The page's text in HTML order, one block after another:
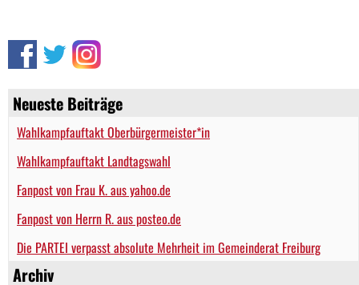
Neueste Beiträge
Wahlkampfauftakt Oberbürgermeister*in
Wahlkampfauftakt Landtagswahl
Fanpost von Frau K. aus yahoo.de
Fanpost von Herrn R. aus posteo.de
Die PARTEI verpasst absolute Mehrheit im Gemeinderat Freiburg
Archiv